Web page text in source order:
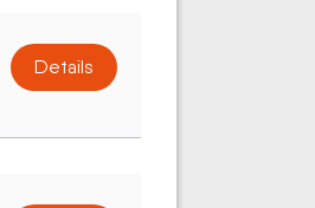
Details